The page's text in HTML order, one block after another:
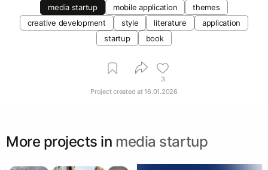
media startup mobile application
themes
creative development
style literature
application
startup
book
3
Project created at16.01.2026
More projects in media startup